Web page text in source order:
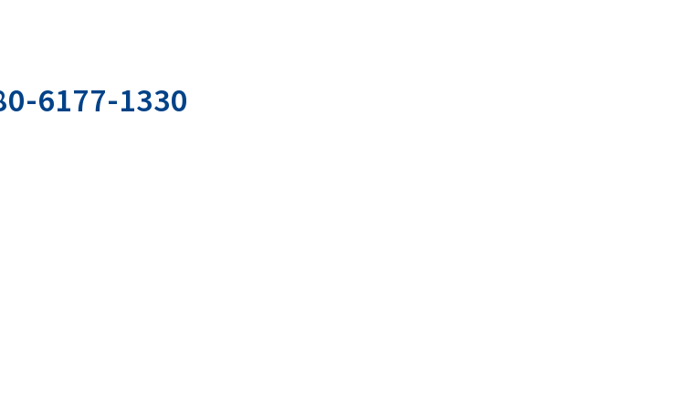
6177-1330